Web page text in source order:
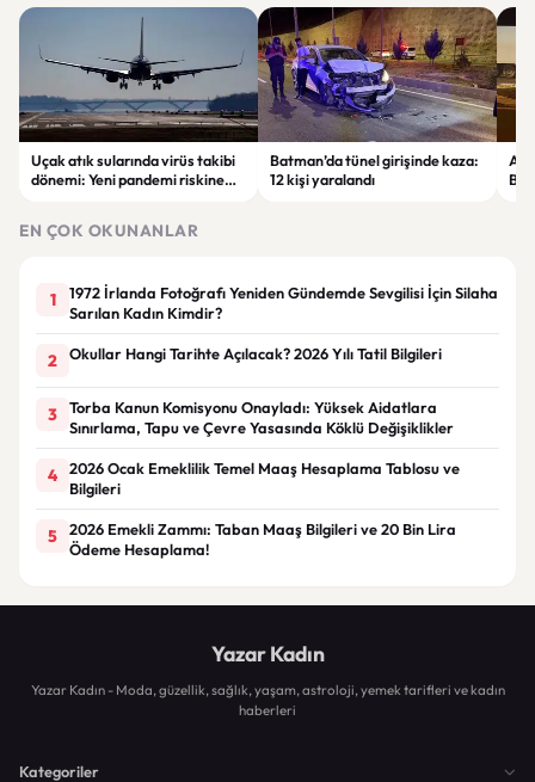
Uçak atık sularında virüs takibi
dönemi: Yeni pandemi riskine
Batman’da tünel girişinde kaza:
12 kişi yaralandı
EN ÇOK OKUNANLAR
1
1972 İrlanda Fotoğrafı Yeniden Gündemde Sevgilisi İçin Silaha
Sarılan Kadın Kimdir?
2 Okullar Hangi Tarihte Açılacak? 2026 Yılı Tatil Bilgileri
3
Torba Kanun Komisyonu Onayladı: Yüksek Aidatlara
Sınırlama, Tapu ve Çevre Yasasında Köklü Değişiklikler
4
2026 Ocak Emeklilik Temel Maaş Hesaplama Tablosu ve
Bilgileri
5
2026 Emekli Zammı: Taban Maaş Bilgileri ve 20 Bin Lira
Ödeme Hesaplama!
Yazar Kadın
Yazar Kadın - Moda, güzellik, sağlık, yaşam, astroloji, yemek tarifleri ve kadın
haberleri
Kategoriler